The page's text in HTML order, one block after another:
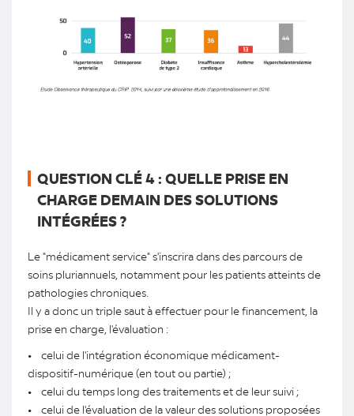
QUESTION CLÉ 4 : QUELLE PRISE EN
CHARGE DEMAIN DES SOLUTIONS
INTÉGRÉES ?
Le "médicament service" s'inscrira dans des parcours de
soins pluriannuels, notamment pour les patients atteints de
pathologies chroniques.
Il y a donc un triple saut à effectuer pour le financement, la
prise en charge, l'évaluation :
• celui de l'intégration économique médicament-
dispositif-numérique (en tout ou partie) ;
• celui du temps long des traitements et de leur suivi ;
• celui de l'évaluation de la valeur des solutions proposées